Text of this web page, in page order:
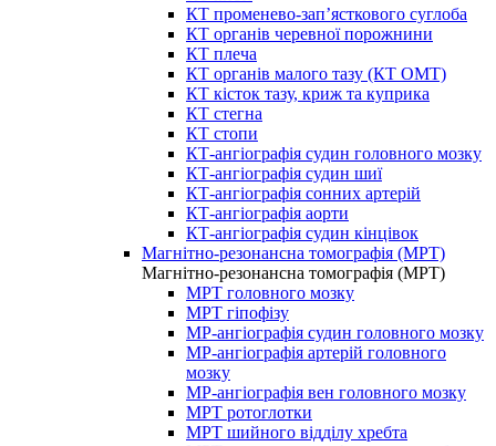
КТ променево-зап’ясткового суглоба
КТ органів черевної порожнини
КТ плеча
КТ органів малого тазу (КТ ОМТ)
КТ кісток тазу, криж та куприка
КТ стегна
КТ стопи
КТ-ангіографія судин головного мозку
КТ-ангіографія судин шиї
КТ-ангіографія сонних артерій
КТ-ангіографія аорти
КТ-ангіографія судин кінцівок
Магнітно-резонансна томографія (МРТ)
Магнітно-резонансна томографія (МРТ)
МРТ головного мозку
МРТ гіпофізу
МР-ангіографія судин головного мозку
МР-ангіографія артерій головного
мозку
МР-ангіографія вен головного мозку
МРТ ротоглотки
МРТ шийного відділу хребта